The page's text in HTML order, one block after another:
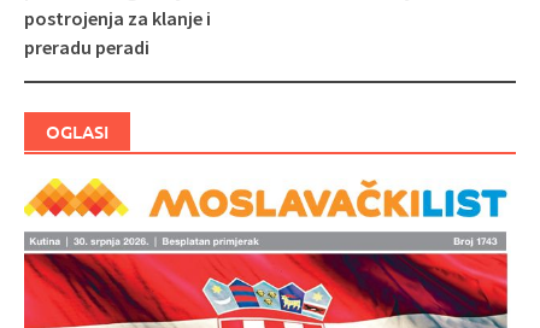
objava
postrojenja za klanje i
preradu peradi
OGLASI